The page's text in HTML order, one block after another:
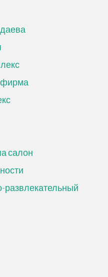
салон
развлекательный